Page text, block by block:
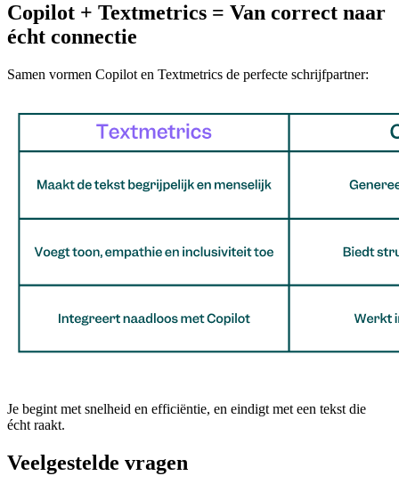
Copilot + Textmetrics = Van correct naar
écht connectie
Samen vormen Copilot en Textmetrics de perfecte schrijfpartner:
Je begint met snelheid en efficiëntie, en eindigt met een tekst die
écht raakt.
Veelgestelde vragen